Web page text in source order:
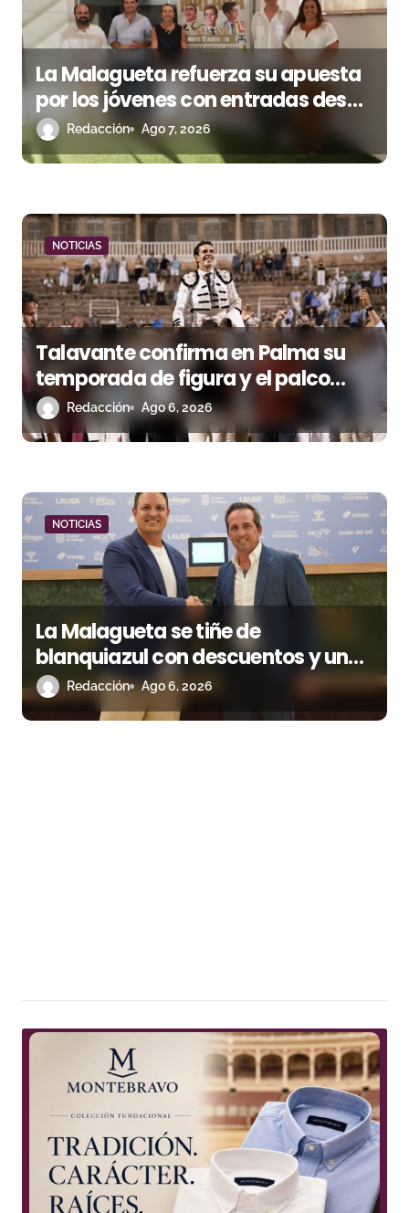
e
n
t
r
a
d
a
s
La Malagueta refuerza su apuesta
por los jóvenes con entradas desde
un euro
Redacción Ago 7, 2026
NOTICIAS
Talavante confirma en Palma su
temporada de figura y el palco
niega el premio a Roca Rey
Redacción Ago 6, 2026
NOTICIAS
La Malagueta se tiñe de
blanquiazul con descuentos y una
corrida homenaje al Málaga CF
Redacción Ago 6, 2026